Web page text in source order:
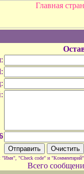
"Check code" и "Комментарий"
Всего